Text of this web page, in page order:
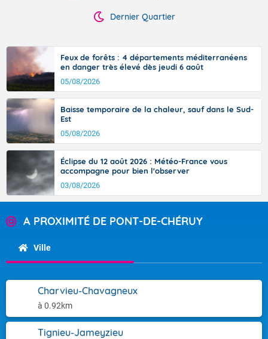
Dernier Quartier
Feux de forêts : 4 départements méditerranéens
en danger très élevé dès jeudi 6 août
05/08/2026
Baisse temporaire de la chaleur, sauf dans le Sud-
Est
05/08/2026
Éclipse du 12 août 2026 : Météo-France vous
accompagne pour bien l'observer
03/08/2026
A PROXIMITÉ DE PONT-DE-CHÉRUY
Ville
Charvieu-Chavagneux
à 0.92km
Tignieu-Jameyzieu